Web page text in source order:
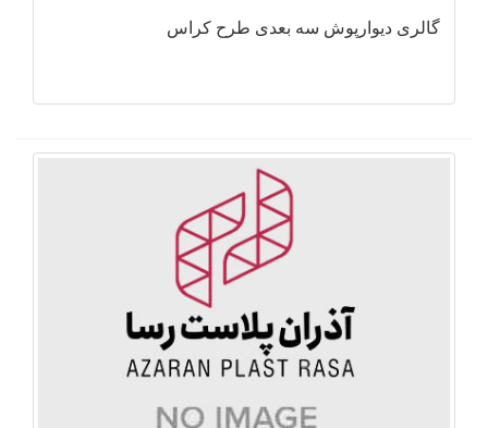
گالری دیوارپوش سه بعدی طرح کراس